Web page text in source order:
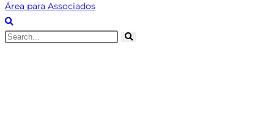
Área para Associados